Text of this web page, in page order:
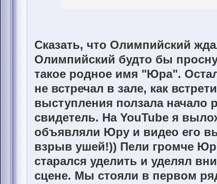
Сказать, что Олимпийский
Олимпийский будто бы
такое родное имя "Юра".
не встречал в зале, как
выступления ползала начало
свидетель. На YouTube я
объявляли Юру и видео его
взрыв ушей!)) Пели громче
старался уделить и уделял
сцене. Мы стояли в первом